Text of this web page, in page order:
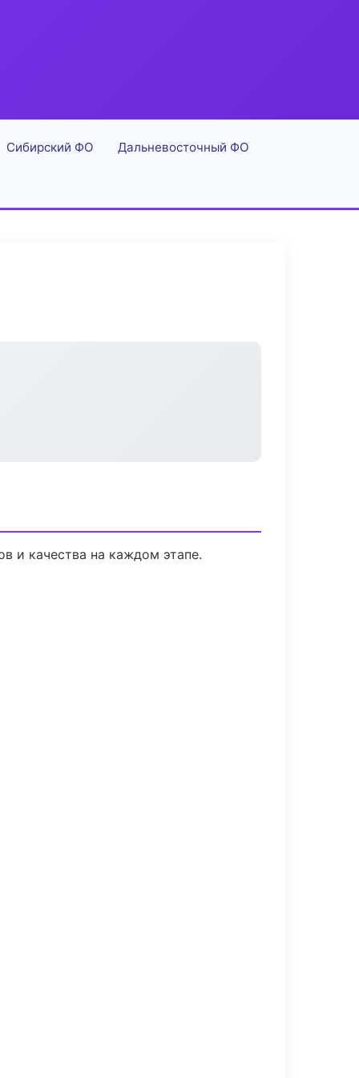
Сибирский ФО Дальневосточный ФО
и качества на каждом этапе.